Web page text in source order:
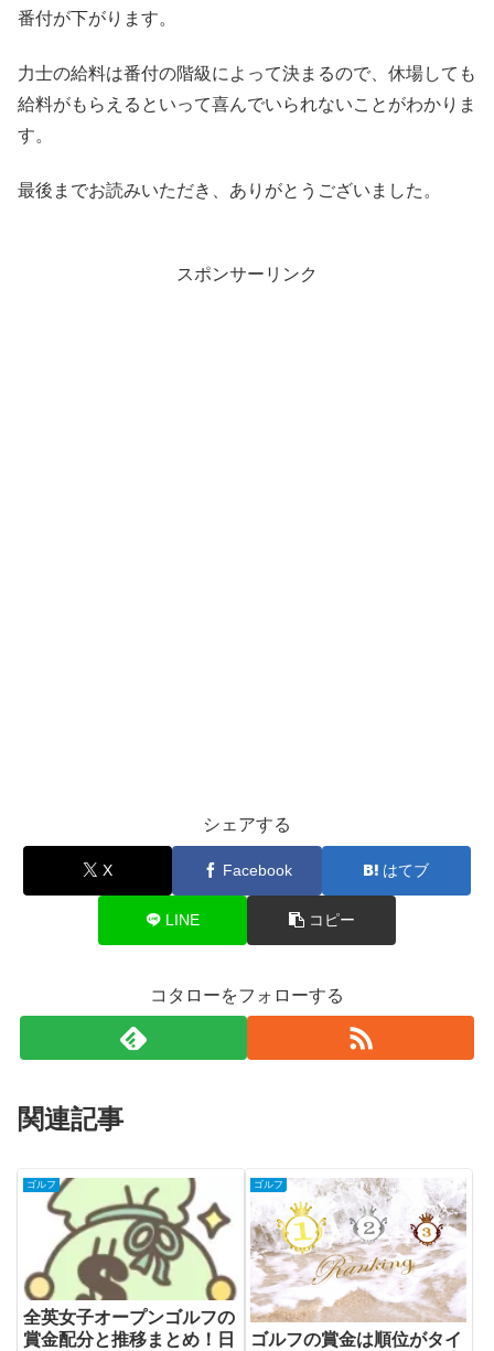
番付が下がります。
力士の給料は番付の階級によって決まるので、休場しても
給料がもらえるといって喜んでいられないことがわかりま
す。
最後までお読みいただき、ありがとうございました。
スポンサーリンク
シェアする
X Facebook はてブ
LINE コピー
コタローをフォローする
関連記事
ゴルフ
全英女子オープンゴルフの
賞金配分と推移まとめ！日
ゴルフ
ゴルフの賞金は順位がタイ